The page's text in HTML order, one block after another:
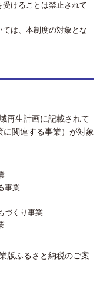
けることは禁止されて
は、本制度の対象とな
再生計画に記載されて
関連する事業）が対象
事業
づくり事業
版ふるさと納税のご案